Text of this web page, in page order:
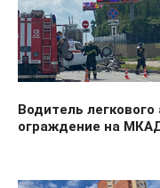
Водитель
ограждение на